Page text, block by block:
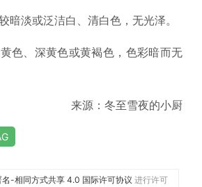
淡或泛洁白、清白色，无光泽。
色、深黄色或黄褐色，色彩暗而无
来源：冬至雪夜的小厨
名-相同方式共享 4.0 国际许可协议 进行许可